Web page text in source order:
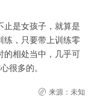
止是女孩子，就算是
练，只要带上训练零
的相处当中，几乎可
很多的。
来源：未知